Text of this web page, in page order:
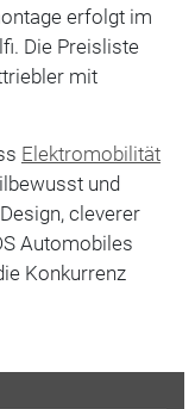
erfolgt im
Die Preisliste
mit
Elektromobilität
und
cleverer
Automobiles
Konkurrenz